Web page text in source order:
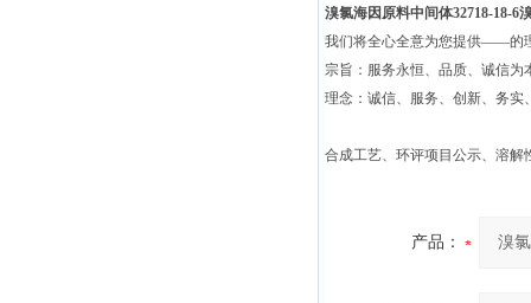
溴氯海因原料中间体32718-18-6
我们将全心全意为您提供——的
宗旨：服务永恒、品质、诚信
理念：诚信、服务、创新、务实
合成工艺、环评项目公示、溶解
产品：